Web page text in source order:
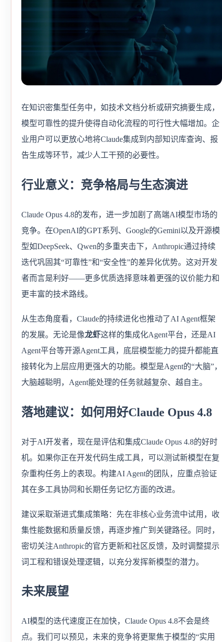
在知识密集型任务中，如技术文档分析或研究摘要生成，
模型可靠性的提升使得自动化流程的可行性大幅增加。企
业用户可以更放心地将Claude集成到内部知识库查询、报
告生成等环节，减少人工干预的必要性。
行业意义：竞争格局与生态演进
Claude Opus 4.8的发布，进一步加剧了高端AI模型市场的
竞争。在OpenAI的GPT系列、Google的Gemini以及开源模
型如DeepSeek、Qwen的多重夹击下，Anthropic通过持续
迭代巩固其“可靠性”和“安全性”的差异化优势。这对开发
者而言是利好——更多优质选择意味着更强的议价能力和
更丰富的技术路线。
从生态角度看，Claude的持续进化也推动了AI Agent框架
的发展。无论是像龙虾这样的集成化Agent平台，还是AI
Agent平台等开源Agent工具，底层模型能力的提升都能直
接转化为上层应用更强大的功能。模型是Agent的“大脑”，
大脑越聪明，Agent能处理的任务就越复杂、越自主。
落地建议：如何用好Claude Opus 4.8
对于AI开发者，现在是评估和集成Claude Opus 4.8的好时
机。如果你正在开发代码生成工具，可以测试新模型在复
杂重构任务上的表现。构建AI Agent的团队，应重点验证
其在多工具协同和长期任务记忆方面的改进。
建议采取渐进式集成策略：先在非核心业务流中试用，收
集性能数据和质量反馈，再逐步推广到关键路径。同时，
密切关注Anthropic的官方更新和社区反馈，及时调整提示
词工程和错误处理逻辑，以充分发挥新模型的潜力。
未来展望
AI模型的迭代速度正在加快，Claude Opus 4.8不会是终
点。我们可以预见，未来的竞争将更聚焦于模型的“实用